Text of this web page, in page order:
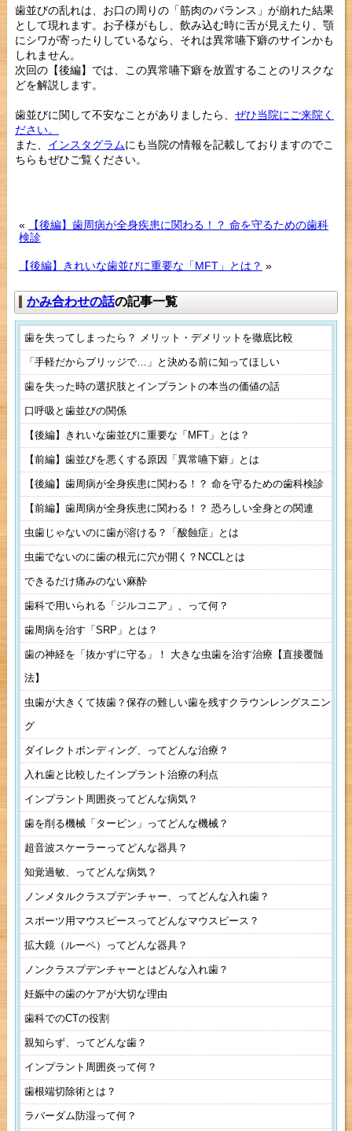
歯並びの乱れは、お口の周りの「筋肉のバランス」が崩れた結果
として現れます。お子様がもし、飲み込む時に舌が見えたり、顎
にシワが寄ったりしているなら、それは異常嚥下癖のサインかも
しれません。
次回の【後編】では、この異常嚥下癖を放置することのリスクな
どを解説します。
歯並びに関して不安なことがありましたら、 ぜひ当院にご来院く
ださい。
また、 インスタグラムにも当院の情報を記載しておりますのでこ
ちらもぜひご覧ください。
«
【後編】歯周病が全身疾患に関わる！？ 命を守るための歯科
検診
【後編】きれいな歯並びに重要な「MFT」とは？ »
かみ合わせの話の記事一覧
歯を失ってしまったら？ メリット・デメリットを徹底比較
「手軽だからブリッジで…」と決める前に知ってほしい
歯を失った時の選択肢とインプラントの本当の価値の話
口呼吸と歯並びの関係
【後編】きれいな歯並びに重要な「MFT」とは？
【前編】歯並びを悪くする原因「異常嚥下癖」とは
【後編】歯周病が全身疾患に関わる！？ 命を守るための歯科検診
【前編】歯周病が全身疾患に関わる！？ 恐ろしい全身との関連
虫歯じゃないのに歯が溶ける？「酸蝕症」とは
虫歯でないのに歯の根元に穴が開く？NCCLとは
できるだけ痛みのない麻酔
歯科で用いられる「ジルコニア」、って何？
歯周病を治す「SRP」とは？
歯の神経を「抜かずに守る」！ 大きな虫歯を治す治療【直接覆髄
法】
虫歯が大きくて抜歯？保存の難しい歯を残すクラウンレングスニン
グ
ダイレクトボンディング、ってどんな治療？
入れ歯と比較したインプラント治療の利点
インプラント周囲炎ってどんな病気？
歯を削る機械「タービン」ってどんな機械？
超音波スケーラーってどんな器具？
知覚過敏、ってどんな病気？
ノンメタルクラスプデンチャー、ってどんな入れ歯？
スポーツ用マウスピースってどんなマウスピース？
拡大鏡（ルーペ）ってどんな器具？
ノンクラスプデンチャーとはどんな入れ歯？
妊娠中の歯のケアが大切な理由
歯科でのCTの役割
親知らず、ってどんな歯？
インプラント周囲炎って何？
歯根端切除術とは？
ラバーダム防湿って何？